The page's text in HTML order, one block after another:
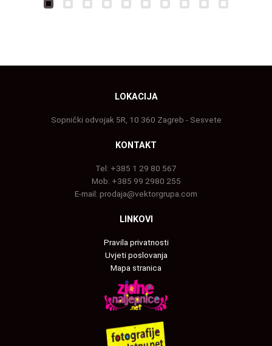
LOKACIJA
Sopnički odvojak 5R, 10 360 Zagreb - Sesvete
KONTAKT
Tel: +385 1 29 80 567
Mob: +385 99 2980 255
E-mail: prodaja@vektorgrupa.com
LINKOVI
Pravila privatnosti
Uvjeti poslovanja
Mapa stranica